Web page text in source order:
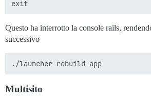
Questo ha interrotto la console rails,
successivo
Multisito